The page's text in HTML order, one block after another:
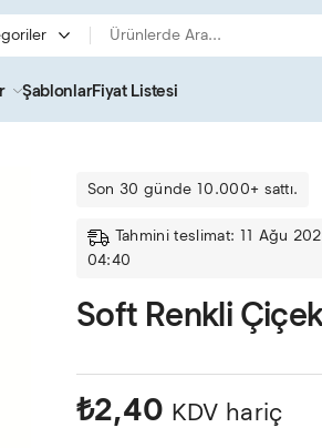
ŞablonlarFiyat Listesi
Son 30 günde 10.000+ sattı.
Tahmini teslimat: 11 Ağu
04:40
Soft Renkli
₺2,40 KDV hariç